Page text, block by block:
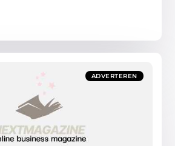
ADVERTEREN